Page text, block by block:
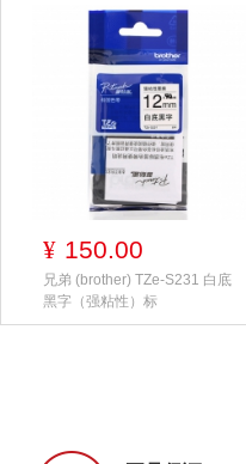
¥ 150.00
兄弟 (brother) TZe-S231 白底
黑字（强粘性）标